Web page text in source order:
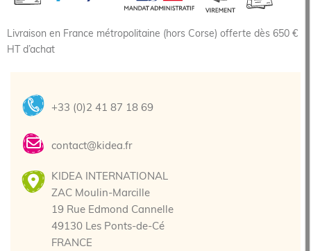
Livraison en France métropolitaine (hors Corse) offerte dès 650 €
HT d’achat
+33 (0)2 41 87 18 69
contact@kidea.fr
KIDEA INTERNATIONAL
ZAC Moulin-Marcille
19 Rue Edmond Cannelle
49130 Les Ponts-de-Cé
FRANCE